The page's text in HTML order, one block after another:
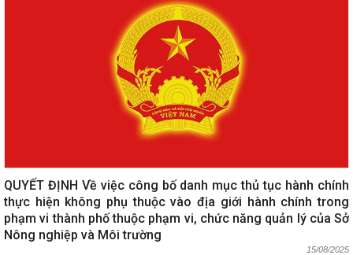
QUYẾT ĐỊNH Về việc công bố danh mục thủ tục hành chính
thực hiện không phụ thuộc vào địa giới hành chính trong
phạm vi thành phố thuộc phạm vi, chức năng quản lý của Sở
Nông nghiệp và Môi trường
15/08/2025